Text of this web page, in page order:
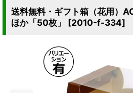
送料無料・ギフト箱（花用
ほか「50枚」
[2010-f-334]